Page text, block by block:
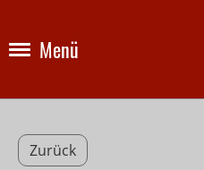
Menü
Zurück